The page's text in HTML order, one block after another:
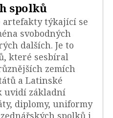
spolků
artefakty týkající se
svobodných
dalších. Je to
které sesbíral
zemích
a Latinské
uvidí základní
diplomy, uniformy